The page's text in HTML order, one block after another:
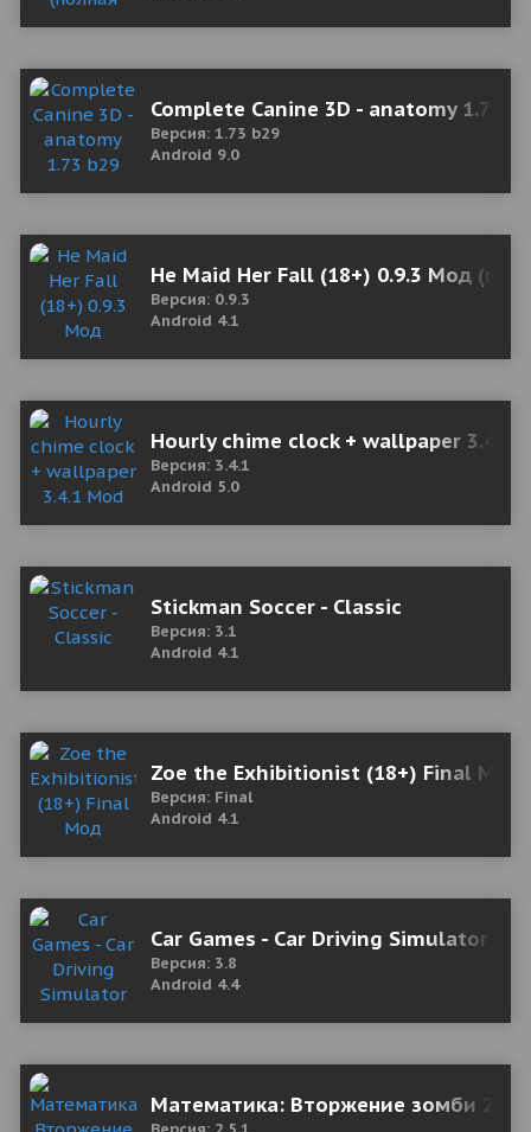
Complete Canine 3D - anatomy 1.73
Версия: 1.73 b29
Android 9.0
He Maid Her Fall (18+) 0.9.3 Мод
Версия: 0.9.3
Android 4.1
Hourly chime clock + wallpaper 3.4.1
Версия: 3.4.1
Android 5.0
Stickman Soccer - Classic
Версия: 3.1
Android 4.1
Zoe the Exhibitionist (18+) Final Мод
Версия: Final
Android 4.1
Car Games - Car Driving Simulator
Версия: 3.8
Android 4.4
Математика: Вторжение зомби